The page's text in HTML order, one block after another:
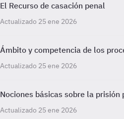
El Recurso de casación penal
Actualizado 25 ene 2026
Ámbito y competencia de los
Actualizado 25 ene 2026
Nociones básicas sobre la prisión
Actualizado 25 ene 2026